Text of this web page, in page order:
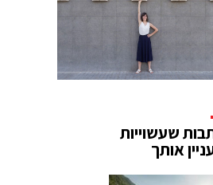
שעשוייות
אותך